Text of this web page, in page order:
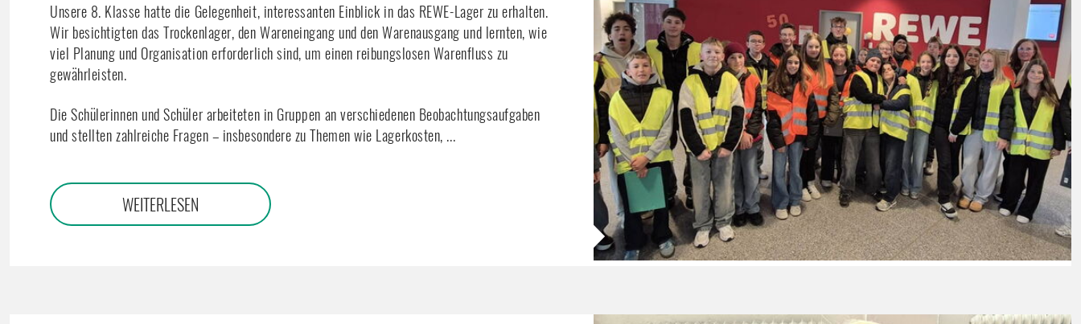
Unsere 8. Klasse hatte die Gelegenheit, interessanten Einblick in das REWE-Lager zu erhalten.
Wir besichtigten das Trockenlager, den Wareneingang und den Warenausgang und lernten, wie
viel Planung und Organisation erforderlich sind, um einen reibungslosen Warenfluss zu
gewährleisten.
Die Schülerinnen und Schüler arbeiteten in Gruppen an verschiedenen Beobachtungsaufgaben
und stellten zahlreiche Fragen – insbesondere zu Themen wie Lagerkosten, ...
WEITERLESEN